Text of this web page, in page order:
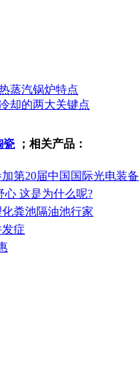
蒸汽锅炉特点
却的两大关键点
瓷 ；相关产品：
第20届中国国际光电装备
心 这是为什么呢?
粪池隔油池行家
症